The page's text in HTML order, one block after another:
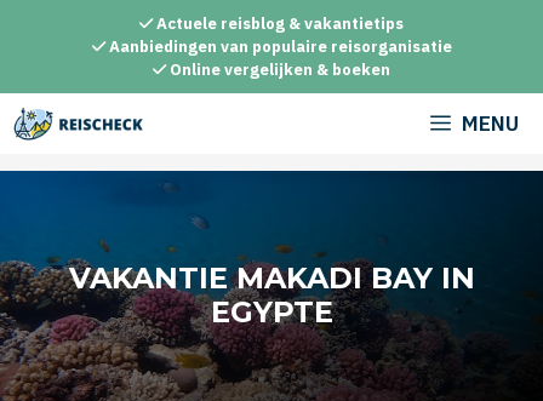
inhoud
Actuele reisblog & vakantietips
Aanbiedingen van populaire reisorganisatie
Online vergelijken & boeken
MENU
VAKANTIE MAKADI BAY IN
EGYPTE